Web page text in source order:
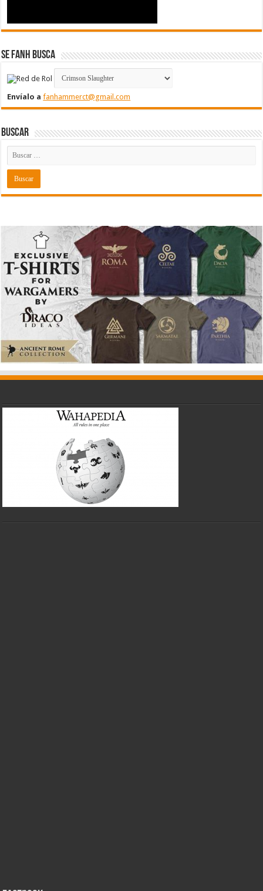
Se FanH Busca
Envíalo afanhammerct@gmail.com
Buscar